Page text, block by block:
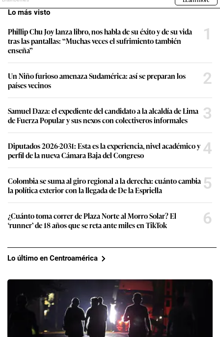
Lo más visto
Phillip Chu Joy lanza libro, nos habla de su éxito y de su vida
tras las pantallas: “Muchas veces el sufrimiento también
enseña”
1
Un Niño furioso amenaza Sudamérica: así se preparan los
países vecinos
2
Samuel Daza: el expediente del candidato a la alcaldía de Lima
de Fuerza Popular y sus nexos con colectiveros informales
3
Diputados 2026-2031: Esta es la experiencia, nivel académico y
perfil de la nueva Cámara Baja del Congreso
4
Colombia se suma al giro regional a la derecha: cuánto cambia
la política exterior con la llegada de De la Espriella
5
¿Cuánto toma correr de Plaza Norte al Morro Solar? El
‘runner’ de 18 años que se reta ante miles en TikTok
6
Lo último en Centroamérica